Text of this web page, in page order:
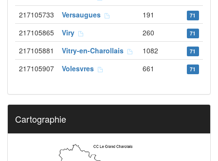
217105733 Versaugues 191 71
217105865 Viry 260 71
217105881 Vitry-en-Charollais 1082 71
217105907 Volesvres 661 71
Cartographie